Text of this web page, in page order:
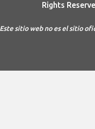
Rights
Este sitio web no es el sitio